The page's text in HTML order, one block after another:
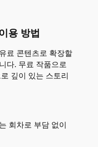
용 방법
료 콘텐츠로 확장할
다. 무료 작품으로
깊이 있는 스토리
회차로 부담 없이